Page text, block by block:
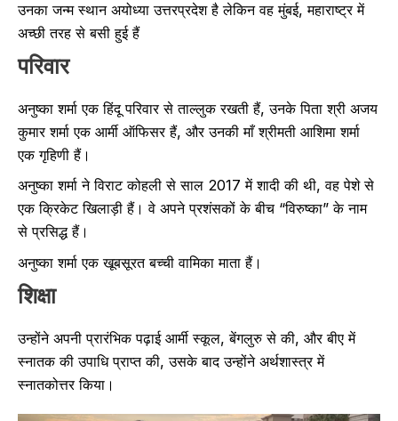
उनका जन्म स्थान अयोध्या उत्तरप्रदेश है लेकिन वह मुंबई, महाराष्ट्र में
अच्छी तरह से बसी हुई हैं
परिवार
अनुष्का शर्मा एक हिंदू परिवार से ताल्लुक रखती हैं, उनके पिता श्री अजय
कुमार शर्मा एक आर्मी ऑफिसर हैं, और उनकी माँ श्रीमती आशिमा शर्मा
एक गृहिणी हैं।
अनुष्का शर्मा ने विराट कोहली से साल 2017 में शादी की थी, वह पेशे से
एक क्रिकेट खिलाड़ी हैं। वे अपने प्रशंसकों के बीच “विरुष्का” के नाम
से प्रसिद्ध हैं।
अनुष्का शर्मा एक खूबसूरत बच्ची वामिका माता हैं।
शिक्षा
उन्होंने अपनी प्रारंभिक पढ़ाई आर्मी स्कूल, बेंगलुरु से की, और बीए में
स्नातक की उपाधि प्राप्त की, उसके बाद उन्होंने अर्थशास्त्र में
स्नातकोत्तर किया।